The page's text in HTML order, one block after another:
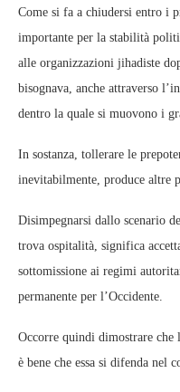
Come si fa a chiudersi entro i
importante per la stabilità
alle organizzazioni jihadiste
bisognava, anche attraverso
dentro la quale si muovono i
In sostanza, tollerare le
inevitabilmente, produce altre
Disimpegnarsi dallo scenario
trova ospitalità, significa
sottomissione ai regimi
permanente per l’Occidente.
Occorre quindi dimostrare che
è bene che essa si difenda nel